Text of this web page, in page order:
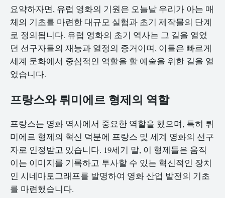
요약하자면, 유럽 영화의 기원은 오늘날 우리가 아는 매
체의 기초를 마련한 대규모 실험과 초기 제작물의 단계
로 정의됩니다. 유럽 영화의 초기 역사는 그 길을 열었
던 선구자들의 재능과 열정의 증거이며, 이들은 빠르게
세계 문화에서 중심적인 역할을 할 예술을 위한 길을 열
었습니다.
프랑스와 뤼미에르 형제의 역할
프랑스는 영화 역사에서 중요한 역할을 했으며, 특히 뤼
미에르 형제의 혁신 덕분에 프랑스 및 세계 영화의 선구
자로 인정받고 있습니다. 19세기 말, 이 형제들은 움직
이는 이미지를 기록하고 투사할 수 있는 혁신적인 장치
인 시네마토그래프를 발명하여 영화 산업 발전의 기초
를 마련했습니다.